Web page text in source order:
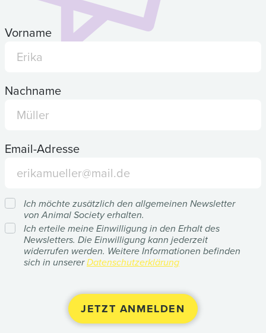
Vorname
Nachname
Email-Adresse
Ich möchte zusätzlich den allgemeinen Newsletter
von Animal Society erhalten.
Ich erteile meine Einwilligung in den Erhalt des
Newsletters. Die Einwilligung kann jederzeit
widerrufen werden. Weitere Informationen befinden
sich in unsererDatenschutzerklärung